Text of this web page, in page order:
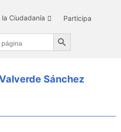
Ciudadanía Participa
Search Button
Sánchez